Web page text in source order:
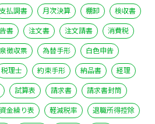
支払調書 月次決算 棚卸
検収書
書 注文書 注文請書
消費税
徴収票 為替手形
白色申告
税理士 約束手形 納品書
経理
試算表 請求書
請求書封筒
資金繰り表 軽減税率
退職所得控除